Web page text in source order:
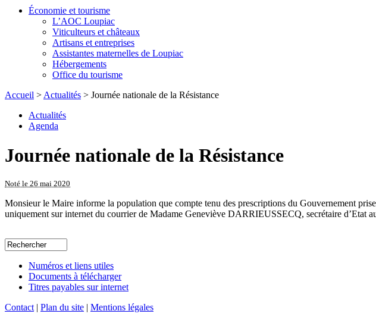
Économie et tourisme
L’AOC Loupiac
Viticulteurs et châteaux
Artisans et entreprises
Assistantes maternelles de Loupiac
Hébergements
Office du tourisme
Accueil > Actualités > Journée nationale de la Résistance
Actualités
Agenda
Journée nationale de la Résistance
Noté le 26 mai 2020
Monsieur le Maire informe la population que compte tenu des prescriptions du Gouvernement
uniquement sur internet du courrier de Madame Geneviève DARRIEUSSECQ, secrétaire d’Etat
Numéros et liens utiles
Documents à télécharger
Titres payables sur internet
Contact | Plan du site | Mentions légales